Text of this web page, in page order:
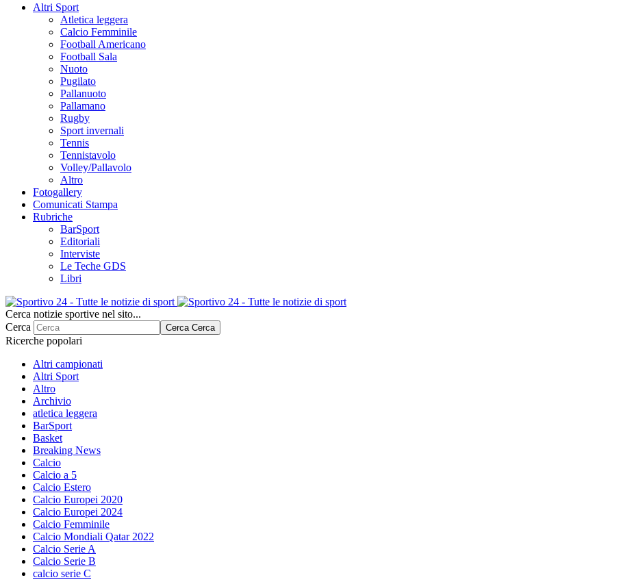
Altri Sport
Atletica leggera
Calcio Femminile
Football Americano
Football Sala
Nuoto
Pugilato
Pallanuoto
Pallamano
Rugby
Sport invernali
Tennis
Tennistavolo
Volley/Pallavolo
Altro
Fotogallery
Comunicati Stampa
Rubriche
BarSport
Editoriali
Interviste
Le Teche GDS
Libri
Cerca notizie sportive nel sito...
Cerca
Cerca Cerca
Ricerche popolari
Altri campionati
Altri Sport
Altro
Archivio
atletica leggera
BarSport
Basket
Breaking News
Calcio
Calcio a 5
Calcio Estero
Calcio Europei 2020
Calcio Europei 2024
Calcio Femminile
Calcio Mondiali Qatar 2022
Calcio Serie A
Calcio Serie B
calcio serie C